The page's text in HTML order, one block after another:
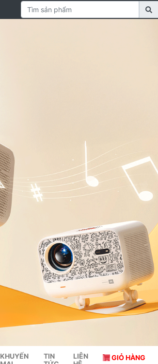
KHUYẾN
TIN
LIÊN
GIỎ HÀNG